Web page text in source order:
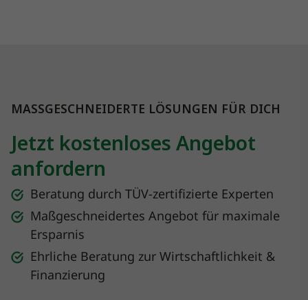
MASSGESCHNEIDERTE LÖSUNGEN FÜR DICH
Jetzt kostenloses Angebot
anfordern
Beratung durch TÜV-zertifizierte Experten
Maßgeschneidertes Angebot für maximale
Ersparnis
Ehrliche Beratung zur Wirtschaftlichkeit &
Finanzierung